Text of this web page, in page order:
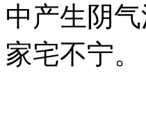
中产生阴
家宅不宁。